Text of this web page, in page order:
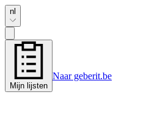
nl
Mijn lijsten
Naar geberit.be